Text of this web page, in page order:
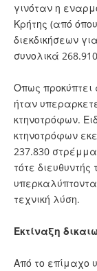
γινόταν η
Κρήτης (από
διεκδικήσεων
συνολικά
Οπως προκύπτει
ήταν
κτηνοτρόφων.
κτηνοτρόφων
237.830
τότε
τεχνική λύση.
Εκτίναξη
Από το επίμαχο